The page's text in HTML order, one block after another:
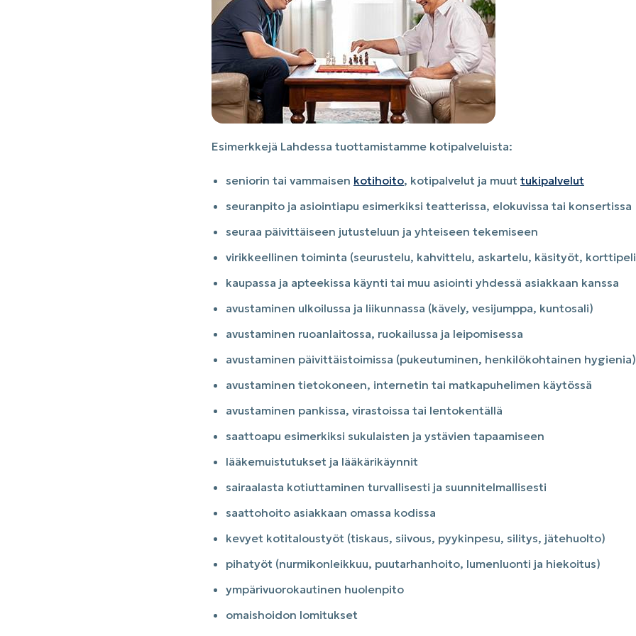
Esimerkkejä Lahdessa tuottamistamme kotipalveluista:
seniorin tai vammaisen kotihoito, kotipalvelut ja muut tukipalvelut
seuranpito ja asiointiapu esimerkiksi teatterissa, elokuvissa tai konsertissa
seuraa päivittäiseen jutusteluun ja yhteiseen tekemiseen
virikkeellinen toiminta (seurustelu, kahvittelu, askartelu, käsityöt,
kaupassa ja apteekissa käynti tai muu asiointi yhdessä asiakkaan kanssa
avustaminen ulkoilussa ja liikunnassa (kävely, vesijumppa, kuntosali)
avustaminen ruoanlaitossa, ruokailussa ja leipomisessa
avustaminen päivittäistoimissa (pukeutuminen, henkilökohtainen hygienia)
avustaminen tietokoneen, internetin tai matkapuhelimen käytössä
avustaminen pankissa, virastoissa tai lentokentällä
saattoapu esimerkiksi sukulaisten ja ystävien tapaamiseen
lääkemuistutukset ja lääkärikäynnit
sairaalasta kotiuttaminen turvallisesti ja suunnitelmallisesti
saattohoito asiakkaan omassa kodissa
kevyet kotitaloustyöt (tiskaus, siivous, pyykinpesu, silitys, jätehuolto)
pihatyöt (nurmikonleikkuu, puutarhanhoito, lumenluonti ja hiekoitus)
ympärivuorokautinen huolenpito
omaishoidon lomitukset